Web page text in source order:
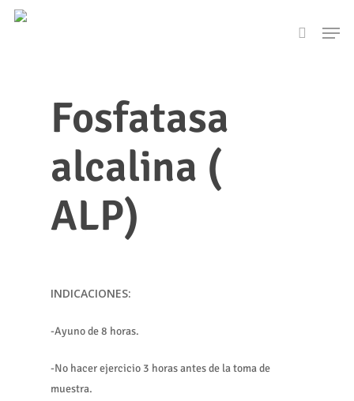
Skip
search
Fosfatasa
alcalina (
ALP)
INDICACIONES:
-Ayuno de 8 horas.
-No hacer ejercicio 3 horas antes de la toma de
muestra.